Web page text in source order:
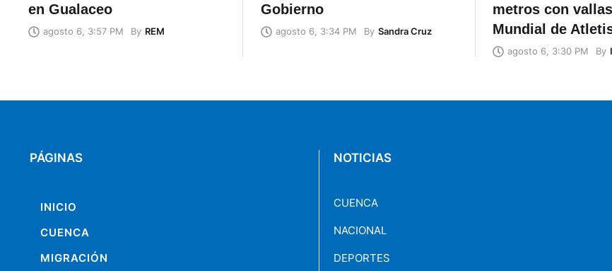
en Gualaceo
agosto 6, 3:57 PM By REM
Gobierno
agosto 6, 3:34 PM By Sandra Cruz
metros con
Mundial de
agosto 6, 3:30 PM By
PÁGINAS
INICIO
CUENCA
MIGRACIÓN
NOTICIAS
CUENCA
NACIONAL
DEPORTES